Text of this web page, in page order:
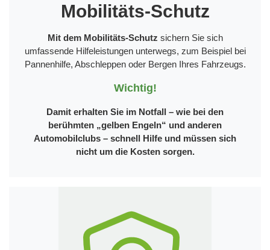
Mobilitäts-Schutz
Mit dem Mobilitäts-Schutz sichern Sie sich
umfassende Hilfeleistungen unterwegs, zum Beispiel bei
Pannenhilfe, Abschleppen oder Bergen Ihres Fahrzeugs.
Wichtig!
Damit erhalten Sie im Notfall – wie bei den
berühmten „gelben Engeln“ und anderen
Automobilclubs – schnell Hilfe und müssen sich
nicht um die Kosten sorgen.